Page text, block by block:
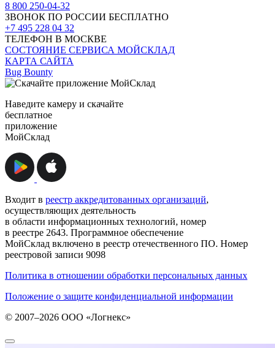
8 800 250-04-32
ЗВОНОК ПО РОССИИ БЕСПЛАТНО
+7 495 228 04 32
ТЕЛЕФОН В МОСКВЕ
СОСТОЯНИЕ СЕРВИСА МОЙСКЛАД
КАРТА САЙТА
Bug Bounty
Наведите камеру и скачайте
бесплатное
приложение
МойСклад
Входит в реестр аккредитованных организаций,
осуществляющих деятельность
в области информационных технологий, номер
в реестре 2643. Программное обеспечение
МойСклад включено в реестр отечественного ПО. Номер
реестровой записи 9098
Политика в отношении обработки персональных данных
Положение о защите конфиденциальной информации
© 2007–2026 ООО «Логнекс»